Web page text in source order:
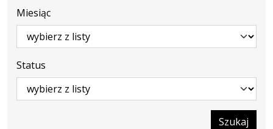
Miesiąc
Status
Szukaj